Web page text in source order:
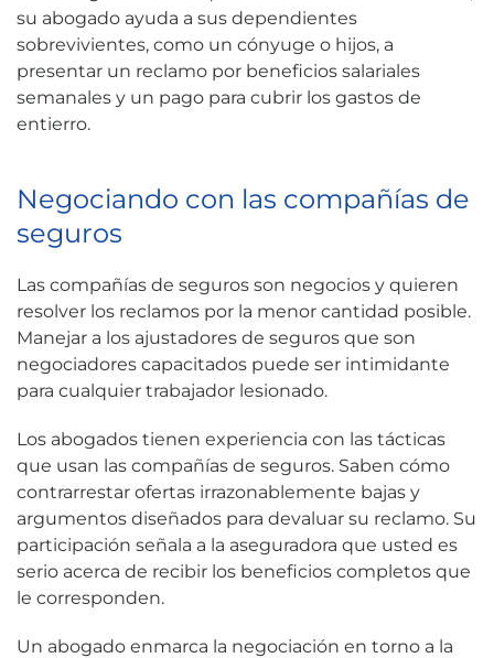
su abogado ayuda a sus dependientes
sobrevivientes, como un cónyuge o hijos, a
presentar un reclamo por beneficios salariales
semanales y un pago para cubrir los gastos de
entierro.
Negociando con las compañías de
seguros
Las compañías de seguros son negocios y quieren
resolver los reclamos por la menor cantidad posible.
Manejar a los ajustadores de seguros que son
negociadores capacitados puede ser intimidante
para cualquier trabajador lesionado.
Los abogados tienen experiencia con las tácticas
que usan las compañías de seguros. Saben cómo
contrarrestar ofertas irrazonablemente bajas y
argumentos diseñados para devaluar su reclamo. Su
participación señala a la aseguradora que usted es
serio acerca de recibir los beneficios completos que
le corresponden.
Un abogado enmarca la negociación en torno a la